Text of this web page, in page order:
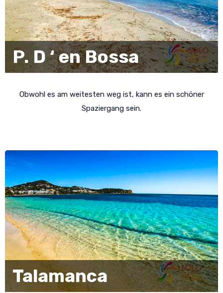
P. D ‘ en Bossa
Obwohl es am weitesten weg ist, kann es ein schöner
Spaziergang sein.
Talamanca